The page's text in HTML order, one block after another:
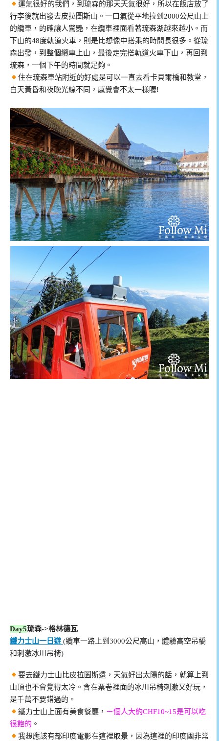
運氣很好的我們，到琉森的那天天氣很好，所以在飯店放了
行李後就出發去皮拉圖斯山。一口氣從平地拉到2000公尺山上
的纜車，的確讓人驚艷，在纜車裡面看著琉森湖越來越小。而
下山的48度軌道火車，則是比想像中搭乘的時間長很多。從琉
森出發，到整個纜車上山，最後走完搭軌道火車下山，再回到
琉森，一個下午的時間就足夠。
住在琉森車站附近的好處是可以一直去看卡貝爾橋和教堂，
白天黃昏和夜晚光線不同，感覺會不太一樣喔!
Day5琉森->格林德瓦
鐵力士山一日遊 (纜車一路上到3000公尺高山，體驗高空吊橋
和刺激冰川吊椅)
要去鐵力士山比皮拉圖斯遠，天氣好出太陽的話，就算上到
山頂也不會覺得太冷。含在票卷裡面的冰川吊椅刺激又好玩，
是千萬不要錯過的。
鐵力士山上面有美食餐廳， ㄧ個人大約CHF10~15是可以吃
很飽的 。
我想應該有部印度電影在這裡取景，因為這裡的印度團非常